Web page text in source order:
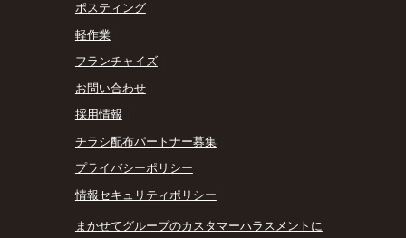
ポスティング｜
軽作業｜
フランチャイズ｜
お問い合わせ｜
採用情報
チラシ配布パートナー募集｜
プライバシーポリシー
情報セキュリティポリシー
まかせてグループのカスタマーハラスメントに